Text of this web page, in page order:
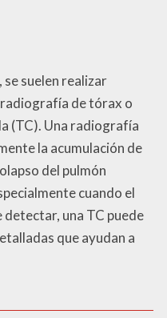
suelen realizar
radiografía de tórax o
(TC). Una radiografía
la acumulación de
del pulmón
cuando el
detectar, una TC puede
que ayudan a